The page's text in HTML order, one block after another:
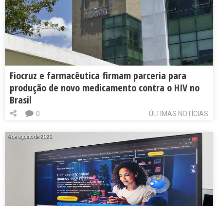
Fiocruz e farmacêutica firmam parceria para
produção de novo medicamento contra o HIV no
Brasil
ÚLTIMAS NOTÍCIAS
0
6 de agosto de 2026